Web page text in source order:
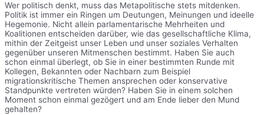
Wer politisch denkt, muss das Metapolitische stets mitdenken.
Politik ist immer ein Ringen um Deutungen, Meinungen und ideelle
Hegemonie. Nicht allein parlamentarische Mehrheiten und
Koalitionen entscheiden darüber, wie das gesellschaftliche Klima,
mithin der Zeitgeist unser Leben und unser soziales Verhalten
gegenüber unseren Mitmenschen bestimmt. Haben Sie auch
schon einmal überlegt, ob Sie in einer bestimmten Runde mit
Kollegen, Bekannten oder Nachbarn zum Beispiel
migrationskritische Themen ansprechen oder konservative
Standpunkte vertreten würden? Haben Sie in einem solchen
Moment schon einmal gezögert und am Ende lieber den Mund
gehalten?